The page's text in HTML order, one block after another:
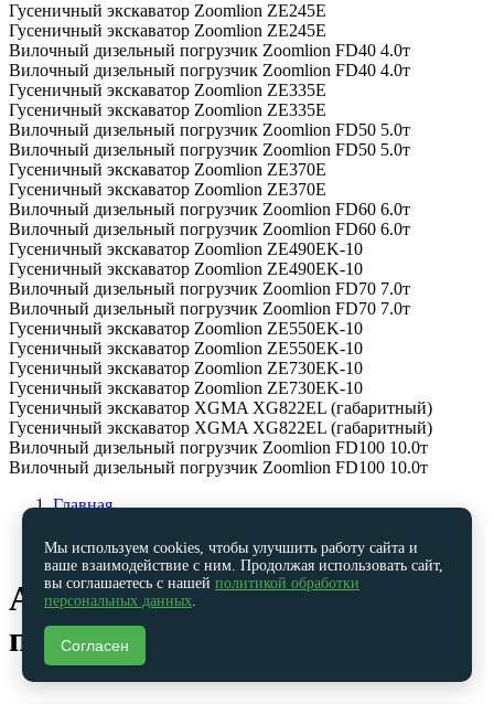
Гусеничный экскаватор Zoomlion ZE245E
Гусеничный экскаватор Zoomlion ZE245E
Вилочный дизельный погрузчик Zoomlion FD40 4.0т
Вилочный дизельный погрузчик Zoomlion FD40 4.0т
Гусеничный экскаватор Zoomlion ZE335E
Гусеничный экскаватор Zoomlion ZE335E
Вилочный дизельный погрузчик Zoomlion FD50 5.0т
Вилочный дизельный погрузчик Zoomlion FD50 5.0т
Гусеничный экскаватор Zoomlion ZE370E
Гусеничный экскаватор Zoomlion ZE370E
Вилочный дизельный погрузчик Zoomlion FD60 6.0т
Вилочный дизельный погрузчик Zoomlion FD60 6.0т
Гусеничный экскаватор Zoomlion ZE490EK-10
Гусеничный экскаватор Zoomlion ZE490EK-10
Вилочный дизельный погрузчик Zoomlion FD70 7.0т
Вилочный дизельный погрузчик Zoomlion FD70 7.0т
Гусеничный экскаватор Zoomlion ZE550EK-10
Гусеничный экскаватор Zoomlion ZE550EK-10
Гусеничный экскаватор Zoomlion ZE730EK-10
Гусеничный экскаватор Zoomlion ZE730EK-10
Гусеничный экскаватор XGMA XG822EL (габаритный)
Гусеничный экскаватор XGMA XG822EL (габаритный)
Вилочный дизельный погрузчик Zoomlion FD100 10.0т
Вилочный дизельный погрузчик Zoomlion FD100 10.0т
Главная
Запчасти на трактор Кировец
Амортизатор редуктора
полужест муфты
Мы используем cookies, чтобы улучшить работу сайта и
ваше взаимодействие с ним. Продолжая использовать сайт,
вы соглашаетесь с нашей политикой обработки
персональных данных.
Согласен